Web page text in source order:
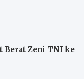
Berat Zeni TNI ke